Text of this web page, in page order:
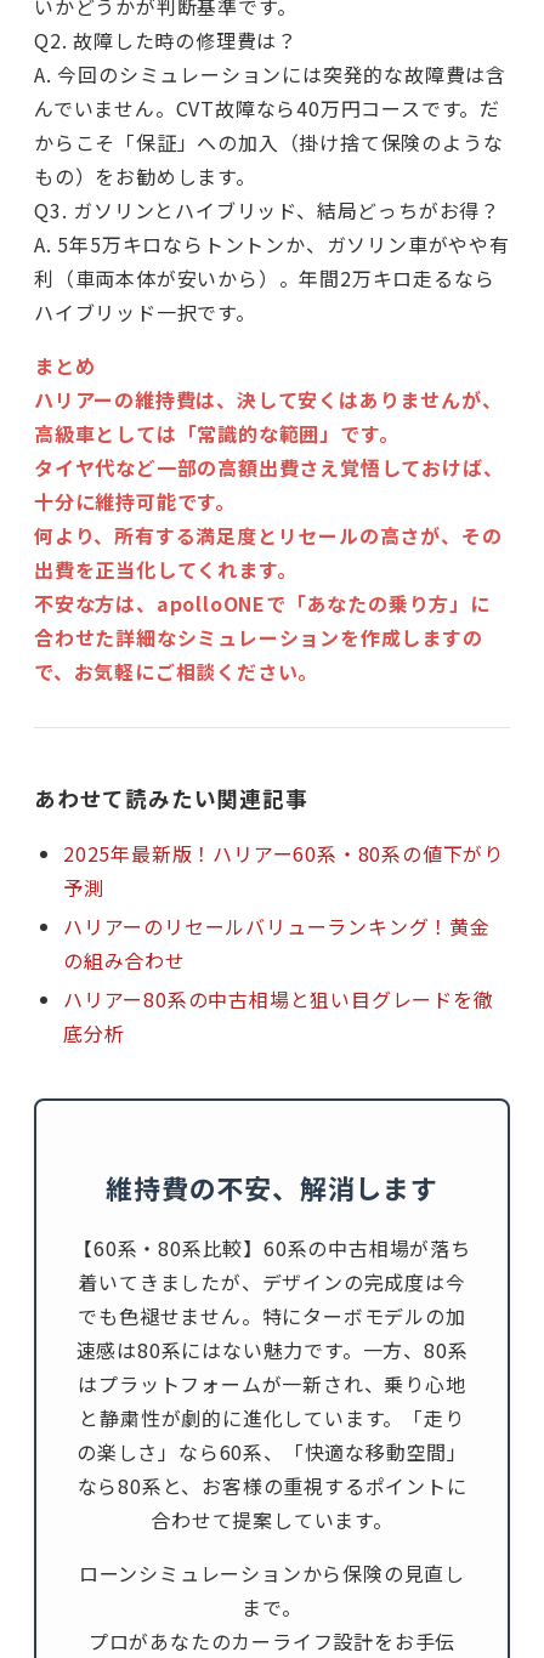
いかどうかが判断基準です。
Q2. 故障した時の修理費は？
A. 今回のシミュレーションには突発的な故障費は含
んでいません。CVT故障なら40万円コースです。だ
からこそ「保証」への加入（掛け捨て保険のような
もの）をお勧めします。
Q3. ガソリンとハイブリッド、結局どっちがお得？
A. 5年5万キロならトントンか、ガソリン車がやや有
利（車両本体が安いから）。年間2万キロ走るなら
ハイブリッド一択です。
まとめ
ハリアーの維持費は、決して安くはありませんが、
高級車としては「常識的な範囲」です。
タイヤ代など一部の高額出費さえ覚悟しておけば、
十分に維持可能です。
何より、所有する満足度とリセールの高さが、その
出費を正当化してくれます。
不安な方は、apolloONEで「あなたの乗り方」に
合わせた詳細なシミュレーションを作成しますの
で、お気軽にご相談ください。
あわせて読みたい関連記事
2025年最新版！ハリアー60系・80系の値下がり
予測
ハリアーのリセールバリューランキング！黄金
の組み合わせ
ハリアー80系の中古相場と狙い目グレードを徹
底分析
維持費の不安、解消します
【60系・80系比較】60系の中古相場が落ち
着いてきましたが、デザインの完成度は今
でも色褪せません。特にターボモデルの加
速感は80系にはない魅力です。一方、80系
はプラットフォームが一新され、乗り心地
と静粛性が劇的に進化しています。「走り
の楽しさ」なら60系、「快適な移動空間」
なら80系と、お客様の重視するポイントに
合わせて提案しています。
ローンシミュレーションから保険の見直し
まで。
プロがあなたのカーライフ設計をお手伝